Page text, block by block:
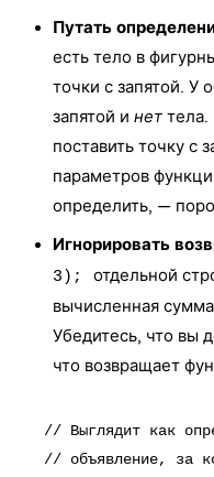
Путать
есть тело в
точки с запятой. У
запятой и нет
поставить точку с
параметров
определить, —
Игнорировать
3);
отдельной
вычисленная
Убедитесь, что вы
что возвращает
// Выглядит как
// объявление, за